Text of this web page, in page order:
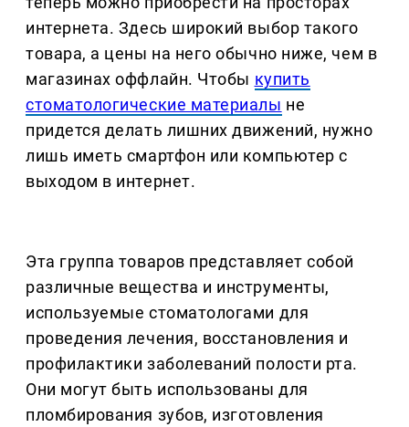
интернета. Здесь широкий выбор такого
товара, а цены на него обычно ниже, чем в
магазинах оффлайн. Чтобы купить
стоматологические материалы не
придется делать лишних движений, нужно
лишь иметь смартфон или компьютер с
выходом в интернет.
Эта группа товаров представляет собой
различные вещества и инструменты,
используемые стоматологами для
проведения лечения, восстановления и
профилактики заболеваний полости рта.
Они могут быть использованы для
пломбирования зубов, изготовления